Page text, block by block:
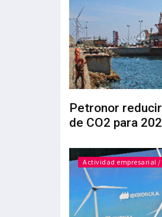
Petronor
de CO2 para
Actividad empresarial /